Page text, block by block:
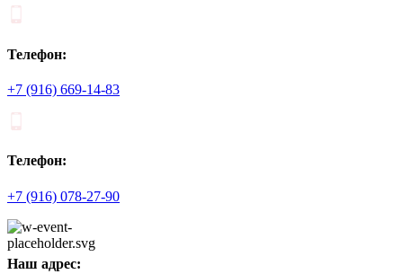
Телефон:
+7 (916) 669-14-83
Телефон:
+7 (916) 078-27-90
Наш адрес: